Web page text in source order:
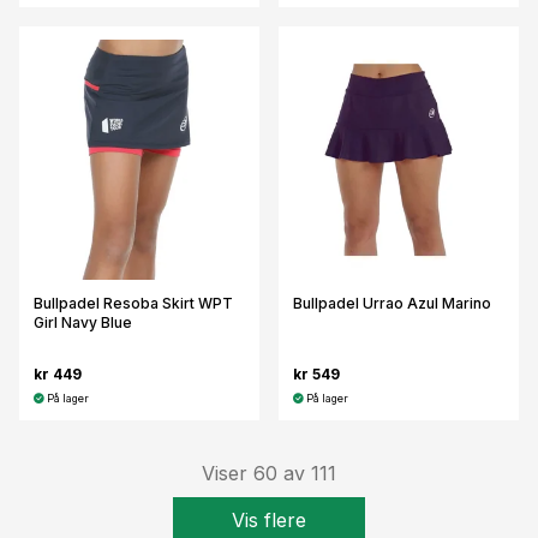
Bullpadel Resoba Skirt WPT
Girl Navy Blue
kr 449
På lager
Bullpadel Urrao Azul Marino
kr 549
På lager
Viser 60 av 111
Vis flere